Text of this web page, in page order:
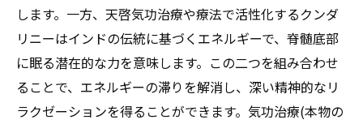
します。一方、天啓気功治療や療法で活性化するクンダ
リニーはインドの伝統に基づくエネルギーで、脊髄底部
に眠る潜在的な力を意味します。この二つを組み合わせ
ることで、エネルギーの滞りを解消し、深い精神的なリ
ラクゼーションを得ることができます。気功治療(本物の